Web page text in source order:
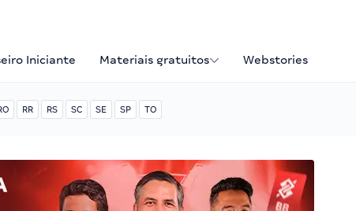
Iniciante Materiais gratuitos Webstories
RR RS SC SE SP TO